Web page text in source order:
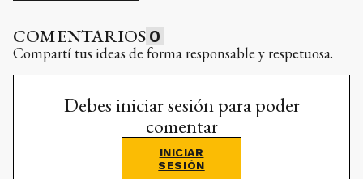
COMENTARIOS 0
Compartí tus ideas de forma responsable y respetuosa.
Debes iniciar sesión para poder
comentar
INICIAR
SESIÓN